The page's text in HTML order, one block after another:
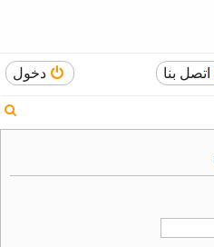
اتصل بنا دخول